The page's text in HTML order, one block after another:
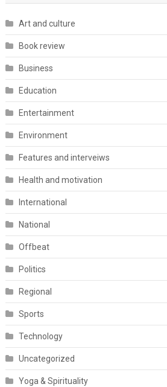
Art and culture
Book review
Business
Education
Entertainment
Environment
Features and interveiws
Health and motivation
International
National
Offbeat
Politics
Regional
Sports
Technology
Uncategorized
Yoga & Spirituality